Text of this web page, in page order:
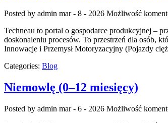
Posted by admin mar - 8 - 2026 Możliwość
Techneau to portal o gospodarce produkcyjnej –
doskonaleniu procesów. To przestrzeń dla osób,
Innowacje i Przemysł Motoryzacyjny (Pojazdy
Categories: Blog
Niemowlę (0–12 miesięcy)
Posted by admin mar - 6 - 2026 Możliwość